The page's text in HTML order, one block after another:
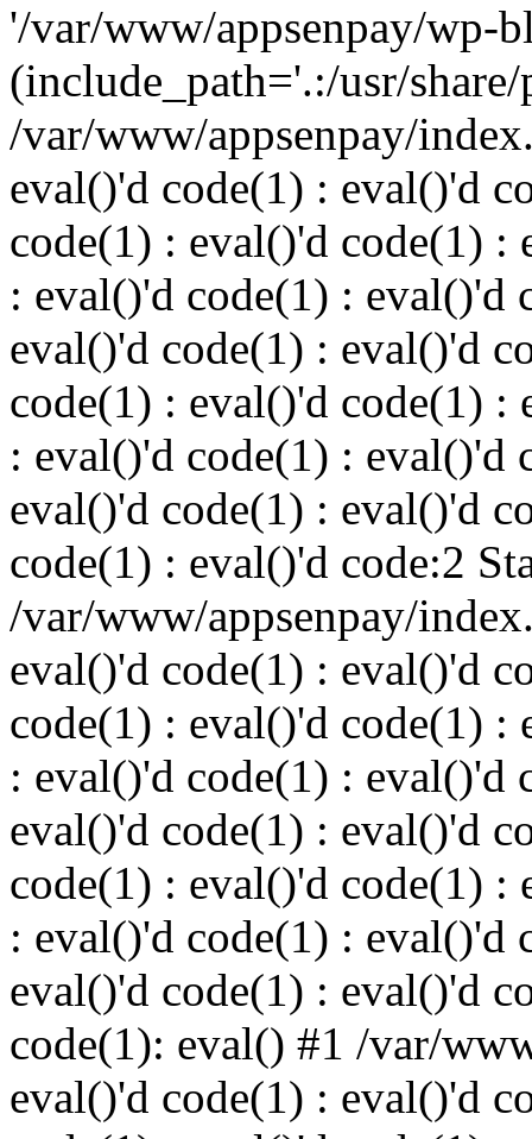
'/var/www/appsenpay/wp-
(include_path='.:/usr/
/var/www/appsenpay/
eval()'d code(1) : eval()'d
code(1) : eval()'d code(1) :
: eval()'d code(1) : eval()'d
eval()'d code(1) : eval()'d
code(1) : eval()'d code(1) :
: eval()'d code(1) : eval()'d
eval()'d code(1) : eval()'d
code(1) : eval()'d code:2
/var/www/appsenpay/
eval()'d code(1) : eval()'d
code(1) : eval()'d code(1) :
: eval()'d code(1) : eval()'d
eval()'d code(1) : eval()'d
code(1) : eval()'d code(1) :
: eval()'d code(1) : eval()'d
eval()'d code(1) : eval()'d
code(1): eval() #1 /var/
eval()'d code(1) : eval()'d